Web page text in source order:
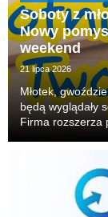
Soboty z
Nowy
weekend
21 lipca 2026
Młotek,
będą wyglądały
Firma rozszerza
budować,